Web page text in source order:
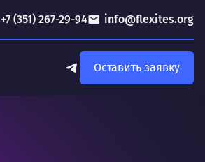
+7 (351) 267-29-94 info@flexites.org
Оставить заявку